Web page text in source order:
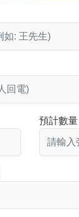
預計數量